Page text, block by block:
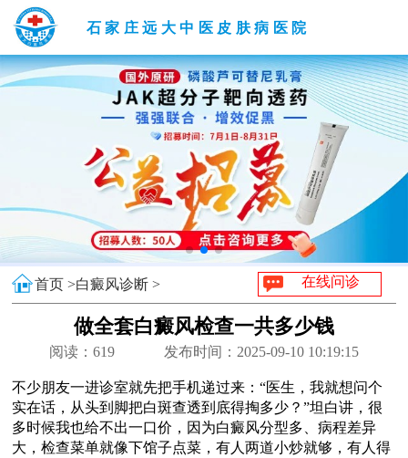
石家庄远大中医皮肤病医院
首页 >白癜风诊断 > 在线问诊
做全套白癜风检查一共多少钱
阅读： 619 发布时间：2025-09-10 10:19:15
不少朋友一进诊室就先把手机递过来：“医生，我就想问个
实在话，从头到脚把白斑查透到底得掏多少？”坦白讲，很
多时候我也给不出一口价，因为白癜风分型多、病程差异
大，检查菜单就像下馆子点菜，有人两道小炒就够，有人得